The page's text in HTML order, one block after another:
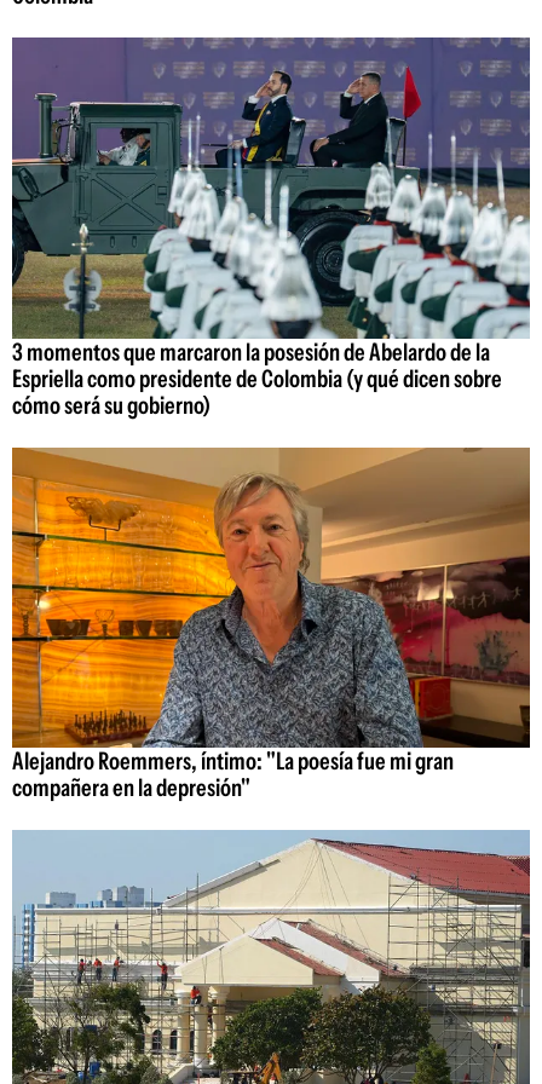
3 momentos que marcaron la posesión de Abelardo de la
Espriella como presidente de Colombia (y qué dicen sobre
cómo será su gobierno)
Alejandro Roemmers, íntimo: "La poesía fue mi gran
compañera en la depresión"